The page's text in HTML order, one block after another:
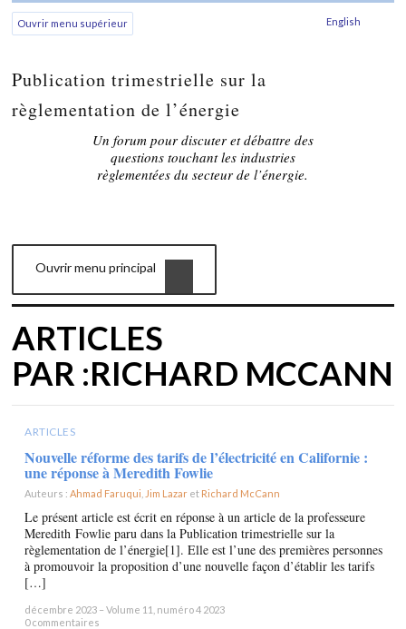
English
Ouvrir menu supérieur
Publication trimestrielle sur la
règlementation de l’énergie
Un forum pour discuter et débattre des
questions touchant les industries
règlementées du secteur de l’énergie.
Ouvrir menu principal
ARTICLES
PAR :RICHARD MCCANN
ARTICLES
Nouvelle réforme des tarifs de l’électricité en Californie :
une réponse à Meredith Fowlie
Auteurs :Ahmad Faruqui Jim Lazar et Richard McCann
Le présent article est écrit en réponse à un article de la professeure
Meredith Fowlie paru dans la Publication trimestrielle sur la
règlementation de l’énergie[1]. Elle est l’une des premières personnes
à promouvoir la proposition d’une nouvelle façon d’établir les tarifs
[…]
décembre 2023 – Volume 11, numéro 4 2023
0 commentaires